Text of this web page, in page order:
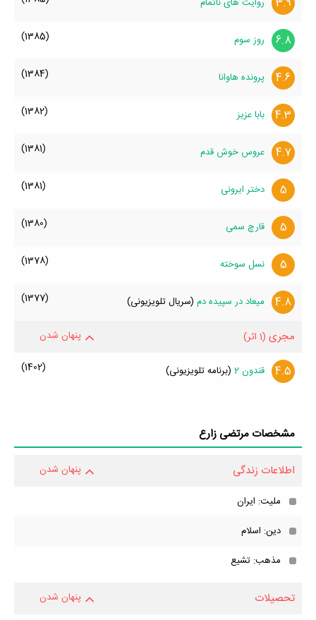
وضعیت تأهل و همسر مرتضی زارع، فرزندان مرتضی زارع، حواشی
6.8 روز سوم (1385)
4.6 پرونده هاوانا (1384)
4.3 بابا عزیز (1382)
4.7 عروس خوش قدم (1381)
5 دختر ایرونی (1381)
5 قارچ سمی (1380)
5 نسل سوخته (1378)
4.8 میعاد در سپیده دم (سریال تلویزیونی) (1377)
مجری (1 اثر) پنهان شدن
4.5 قندون 2 (برنامه تلویزیونی) (1402)
مشخصات مرتضی زارع
اطلاعات زندگی پنهان شدن
ملیت: ایران
دین: اسلام
مذهب: تشیع
تحصیلات پنهان شدن